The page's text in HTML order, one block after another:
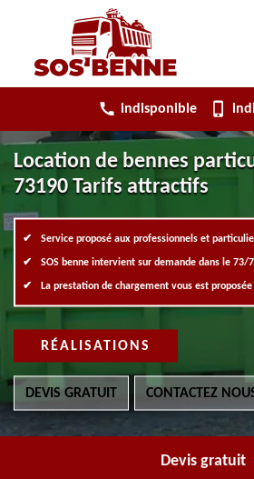
indisponible
Location de bennes
73190 Tarifs attractifs
Service proposé aux professionnels et
SOS benne intervient sur demande dans le 73/
La prestation de chargement vous est proposée
RÉALISATIONS
DEVIS GRATUIT CONTACTEZ
Devis gratuit